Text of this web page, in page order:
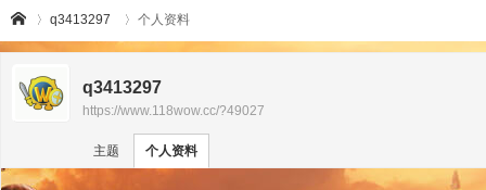
q3413297
›
个人资料
q3413297
https://www.118wow.cc/?49027
主题 个人资料